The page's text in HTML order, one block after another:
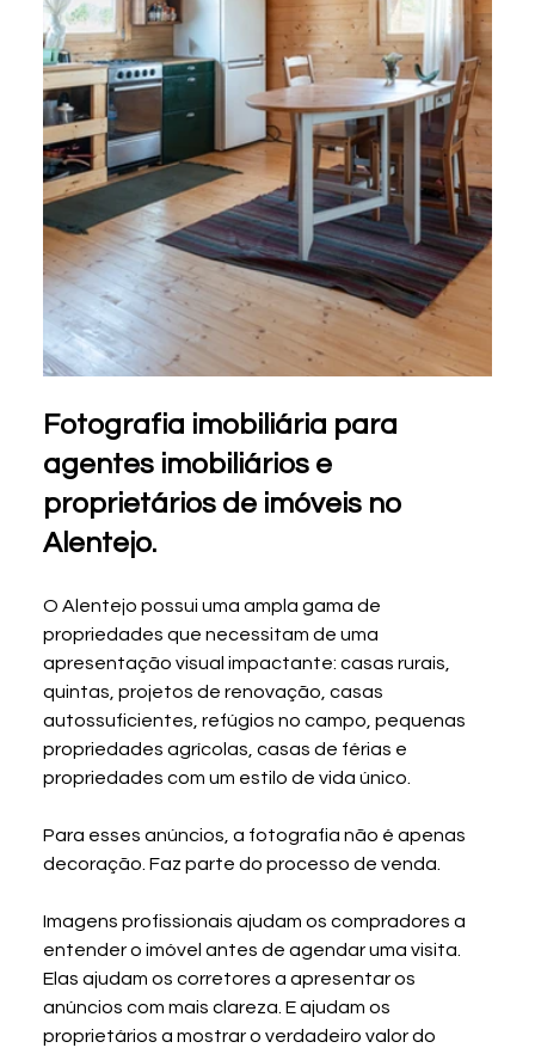
Fotografia imobiliária para
agentes imobiliários e
proprietários de imóveis no
Alentejo.
O Alentejo possui uma ampla gama de
propriedades que necessitam de uma
apresentação visual impactante: casas rurais,
quintas, projetos de renovação, casas
autossuficientes, refúgios no campo, pequenas
propriedades agrícolas, casas de férias e
propriedades com um estilo de vida único.
Para esses anúncios, a fotografia não é apenas
decoração. Faz parte do processo de venda.
Imagens profissionais ajudam os compradores a
entender o imóvel antes de agendar uma visita.
Elas ajudam os corretores a apresentar os
anúncios com mais clareza. E ajudam os
proprietários a mostrar o verdadeiro valor do